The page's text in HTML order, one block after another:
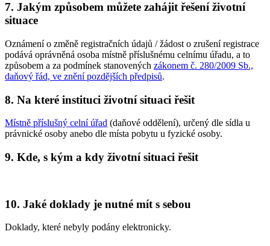
7. Jakým způsobem můžete zahájit řešení životní
situace
Oznámení o změně registračních údajů / žádost o zrušení registrace
podává oprávněná osoba místně příslušnému celnímu úřadu, a to
způsobem a za podmínek stanovených zákonem č. 280/2009 Sb.,
daňový řád, ve znění pozdějších předpisů.
8. Na které instituci životní situaci řešit
Místně příslušný celní úřad (daňové oddělení), určený dle sídla u
právnické osoby anebo dle místa pobytu u fyzické osoby.
9. Kde, s kým a kdy životní situaci řešit
10. Jaké doklady je nutné mít s sebou
Doklady, které nebyly podány elektronicky.